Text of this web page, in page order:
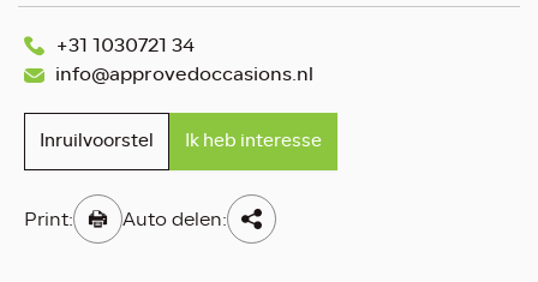
+31 1030721 34
info@approvedoccasions.nl
Inruilvoorstel Ik heb interesse
Print: Auto delen: